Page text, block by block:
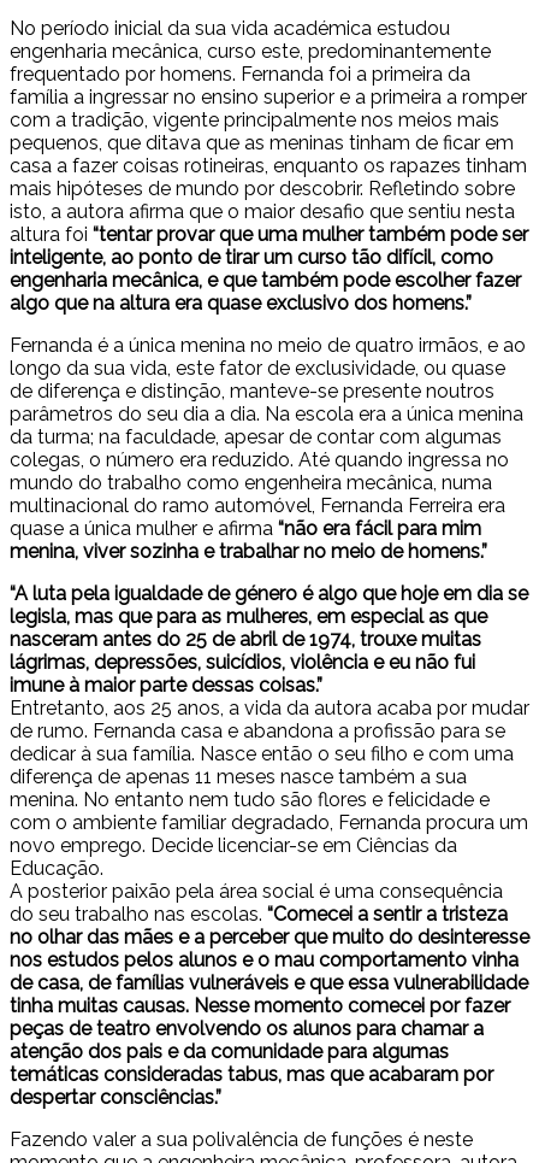
No período inicial da sua vida académica estudou
engenharia mecânica, curso este, predominantemente
frequentado por homens. Fernanda foi a primeira da
família a ingressar no ensino superior e a primeira a romper
com a tradição, vigente principalmente nos meios mais
pequenos, que ditava que as meninas tinham de ficar em
casa a fazer coisas rotineiras, enquanto os rapazes tinham
mais hipóteses de mundo por descobrir. Refletindo sobre
isto, a autora afirma que o maior desafio que sentiu nesta
altura foi “tentar provar que uma mulher também pode ser
inteligente, ao ponto de tirar um curso tão difícil, como
engenharia mecânica, e que também pode escolher fazer
algo que na altura era quase exclusivo dos homens.”
Fernanda é a única menina no meio de quatro irmãos, e ao
longo da sua vida, este fator de exclusividade, ou quase
de diferença e distinção, manteve-se presente noutros
parâmetros do seu dia a dia. Na escola era a única menina
da turma; na faculdade, apesar de contar com algumas
colegas, o número era reduzido. Até quando ingressa no
mundo do trabalho como engenheira mecânica, numa
multinacional do ramo automóvel, Fernanda Ferreira era
quase a única mulher e afirma “não era fácil para mim
menina, viver sozinha e trabalhar no meio de homens.”
“A luta pela igualdade de género é algo que hoje em dia se
legisla, mas que para as mulheres, em especial as que
nasceram antes do 25 de abril de 1974, trouxe muitas
lágrimas, depressões, suicídios, violência e eu não fui
imune à maior parte dessas coisas.”
Entretanto, aos 25 anos, a vida da autora acaba por mudar
de rumo. Fernanda casa e abandona a profissão para se
dedicar à sua família. Nasce então o seu filho e com uma
diferença de apenas 11 meses nasce também a sua
menina. No entanto nem tudo são flores e felicidade e
com o ambiente familiar degradado, Fernanda procura um
novo emprego. Decide licenciar-se em Ciências da
Educação.
A posterior paixão pela área social é uma consequência
do seu trabalho nas escolas. “Comecei a sentir a tristeza
no olhar das mães e a perceber que muito do desinteresse
nos estudos pelos alunos e o mau comportamento vinha
de casa, de famílias vulneráveis e que essa vulnerabilidade
tinha muitas causas. Nesse momento comecei por fazer
peças de teatro envolvendo os alunos para chamar a
atenção dos pais e da comunidade para algumas
temáticas consideradas tabus, mas que acabaram por
despertar consciências.”
Fazendo valer a sua polivalência de funções é neste